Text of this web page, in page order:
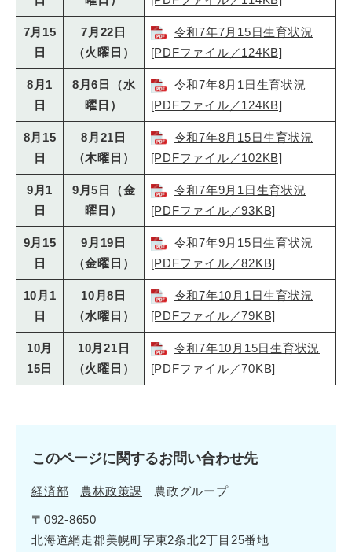
7月15
日
7月22日
（火曜日）
令和7年7月15日生育状況
[PDFファイル／124KB]
8月1
日
8月6日（水
曜日）
令和7年8月1日生育状況
[PDFファイル／124KB]
8月15
日
8月21日
（木曜日）
令和7年8月15日生育状況
[PDFファイル／102KB]
9月1
日
9月5日（金
曜日）
令和7年9月1日生育状況
[PDFファイル／93KB]
9月15
日
9月19日
（金曜日）
令和7年9月15日生育状況
[PDFファイル／82KB]
10月1
日
10月8日
（水曜日）
令和7年10月1日生育状況
[PDFファイル／79KB]
10月
15日
10月21日
（火曜日）
令和7年10月15日生育状況
[PDFファイル／70KB]
このページに関するお問い合わせ先
経済部 農林政策課 農政グループ
〒092-8650
北海道網走郡美幌町字東2条北2丁目25番地